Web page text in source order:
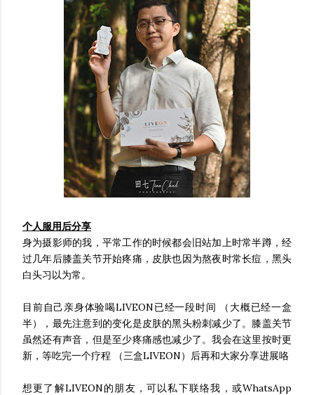
个人服用后分享
身为摄影师的我，平常工作的时候都会旧站加上时常半蹲，经
过几年后膝盖关节开始疼痛，皮肤也因为熬夜时常长痘，黑头
白头习以为常。
目前自己亲身体验喝LIVEON已经一段时间 （大概已经一盒
半），最先注意到的变化是皮肤的黑头粉刺减少了。膝盖关节
虽然还有声音，但是至少疼痛感也减少了。我会在这里按时更
新，等吃完一个疗程 （三盒LIVEON）后再和大家分享进展咯
想更了解LIVEON的朋友，可以私下联络我，或WhatsApp